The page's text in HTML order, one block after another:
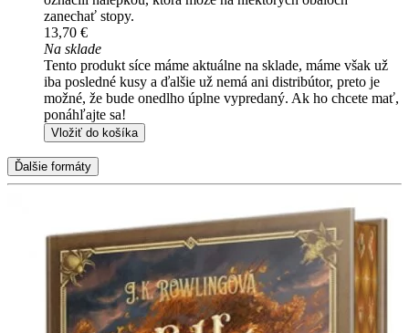
zanechať stopy.
13,70 €
Na sklade
Tento produkt síce máme aktuálne na sklade, máme však už
iba posledné kusy a ďalšie už nemá ani distribútor, preto je
možné, že bude onedlho úplne vypredaný. Ak ho chcete mať,
ponáhľajte sa!
Vložiť do košíka
Ďalšie formáty